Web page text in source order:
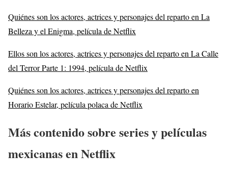
Quiénes son los actores, actrices y personajes del reparto en La
Belleza y el Enigma, película de Netflix
Ellos son los actores, actrices y personajes del reparto en La Calle
del Terror Parte 1: 1994, película de Netflix
Quiénes son los actores, actrices y personajes del reparto en
Horario Estelar, película polaca de Netflix
Máscontenido sobre series y películas
mexicanas en Netflix